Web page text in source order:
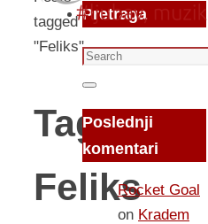
tagged
"Feliks"
Tag:
Feliks
Pretraga
Search
for:
Search
Poslednji
komentari
Rocket Goal
on Kradem